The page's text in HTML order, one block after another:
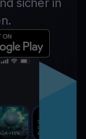
sicher in